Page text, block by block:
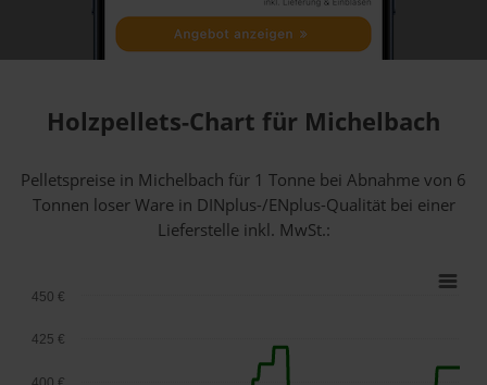
Holzpellets-Chart für Michelbach
Pelletspreise in Michelbach für 1 Tonne bei Abnahmevon 6
Tonnen loser Warein DINplus-/ENplus-Qualität bei einer
Lieferstelle inkl. MwSt.:
425 €
450 €